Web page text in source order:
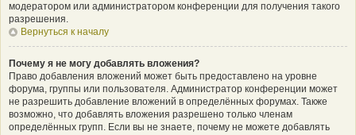
модератором или администратором конференции для получения такого
разрешения.
Вернуться к началу
Почему я не могу добавлять вложения?
Право добавления вложений может быть предоставлено на уровне
форума, группы или пользователя. Администратор конференции может
не разрешить добавление вложений в определённых форумах. Также
возможно, что добавлять вложения разрешено только членам
определённых групп. Если вы не знаете, почему не можете добавлять